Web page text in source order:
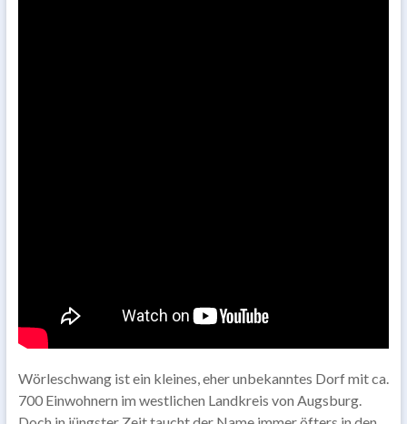
Wörleschwang ist ein kleines, eher unbekanntes Dorf mit ca.
700 Einwohnern im westlichen Landkreis von Augsburg.